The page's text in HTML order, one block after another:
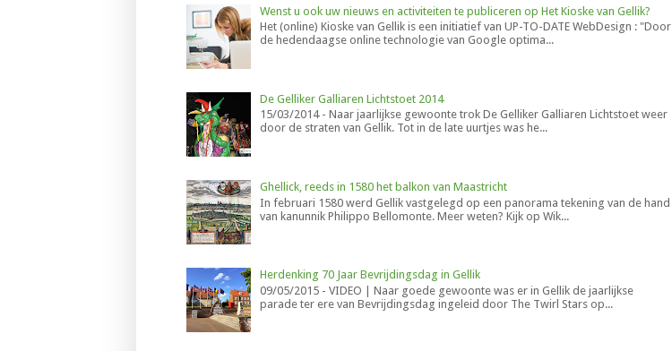
Wenst u ook uw nieuws en activiteiten te publiceren op Het Kioske van Gellik?
Het (online) Kioske van Gellik is een initiatief van UP-TO-DATE WebDesign : "Door
de hedendaagse online technologie van Google optima...
De Gelliker Galliaren Lichtstoet 2014
15/03/2014 - Naar jaarlijkse gewoonte trok De Gelliker Galliaren Lichtstoet weer
door de straten van Gellik. Tot in de late uurtjes was he...
Ghellick, reeds in 1580 het balkon van Maastricht
In februari 1580 werd Gellik vastgelegd op een panorama tekening van de hand
van kanunnik Philippo Bellomonte. Meer weten? Kijk op Wik...
Herdenking 70 Jaar Bevrijdingsdag in Gellik
09/05/2015 - VIDEO | Naar goede gewoonte was er in Gellik de jaarlijkse
parade ter ere van Bevrijdingsdag ingeleid door The Twirl Stars op...